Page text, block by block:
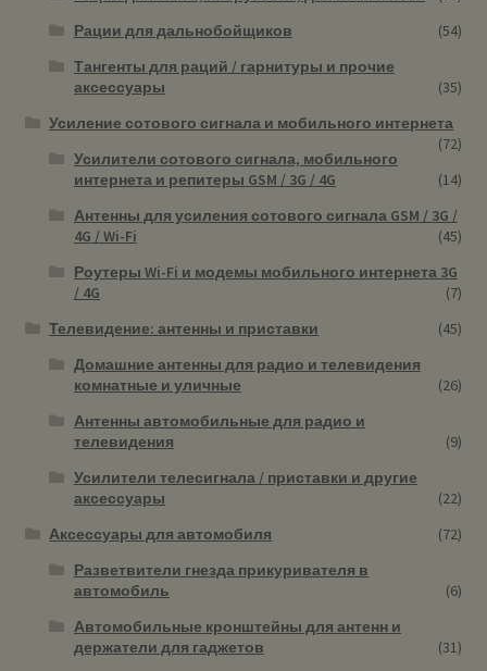
Рации для дальнобойщиков
(54)
Тангенты для раций / гарнитуры и прочие
аксессуары
(35)
Усиление сотового сигнала и мобильного интернета
(72)
Усилители сотового сигнала, мобильного
интернета и репитеры GSM / 3G / 4G
(14)
Антенны для усиления сотового сигнала GSM / 3G /
4G / Wi-Fi
(45)
Роутеры Wi-Fi и модемы мобильного интернета 3G
/ 4G
(7)
Телевидение: антенны и приставки
(45)
Домашние антенны для радио и телевидения
комнатные и уличные
(26)
Антенны автомобильные для радио и
телевидения
(9)
Усилители телесигнала / приставки и другие
аксессуары
(22)
Аксессуары для автомобиля
(72)
Разветвители гнезда прикуривателя в
автомобиль
(6)
Автомобильные кронштейны для антенн и
держатели для гаджетов
(31)